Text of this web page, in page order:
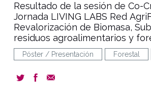
Resultado de la sesión de Co-
Jornada LIVING LABS Red
Revalorización de Biomasa,
residuos agroalimentarios y
Póster / Presentación Forestal